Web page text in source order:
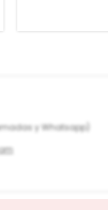
y Whatsapp)